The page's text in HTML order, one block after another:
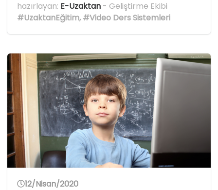
hazırlayan: E-Uzaktan - Geliştirme Ekibi
#UzaktanEğitim,#Video Ders Sistemleri
12/Nisan/2020